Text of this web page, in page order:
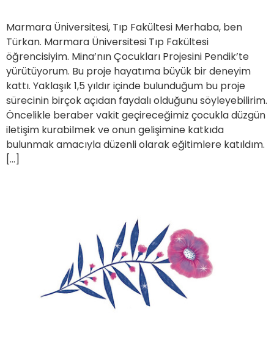
Marmara Üniversitesi, Tıp Fakültesi Merhaba, ben
Türkan. Marmara Üniversitesi Tıp Fakültesi
öğrencisiyim. Mina’nın Çocukları Projesini Pendik’te
yürütüyorum. Bu proje hayatıma büyük bir deneyim
kattı. Yaklaşık 1,5 yıldır içinde bulunduğum bu proje
sürecinin birçok açıdan faydalı olduğunu söyleyebilirim.
Öncelikle beraber vakit geçireceğimiz çocukla düzgün
iletişim kurabilmek ve onun gelişimine katkıda
bulunmak amacıyla düzenli olarak eğitimlere katıldım.
[…]